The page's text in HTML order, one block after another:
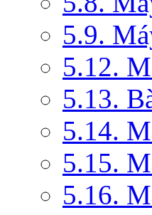
5.9.
5.12.
5.13.
5.14.
5.15.
5.16.